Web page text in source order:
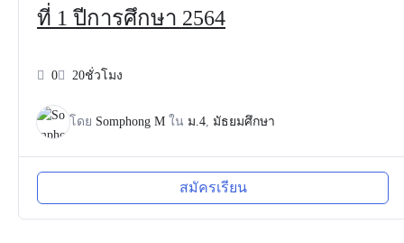
ที่ 1 ปีการศึกษา 2564
0 20ชั่วโมง
โดย Somphong M ใน ม.4, มัธยมศึกษา
สมัครเรียน